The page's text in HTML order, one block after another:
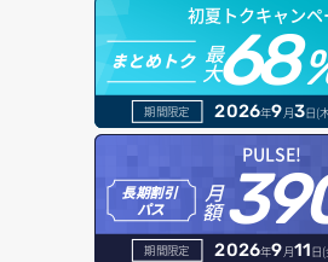
トークン発行
パーミッション一覧取得
ロールからパーミッションを紐づけ解除
ロールにパーミッションを紐づけ
ボリュームイメージ保存
ボリュームタイプ一覧取得
ボリュームタイプ詳細取得
ボリューム一覧取得
アタッチ済みボリューム一覧
アタッチ済みボリューム詳細取得
コンソールURL発行
サーバーに紐づくアドレス取得
サーバーに紐づくアドレス取得（ネットワ
セキュリティグループ ルール一覧取得
セキュリティグループ ルール作成
セキュリティグループ ルール削除
セキュリティグループ ルール詳細取得
セキュリティグループ一覧取得
ヘルスモニタ一覧取得
ヘルスモニタ作成
ヘルスモニタ削除
ヘルスモニタ更新
ヘルスモニタ詳細取得
オブジェクトダウンロード
オブジェクトバージョン管理
オブジェクト一覧取得
オブジェクト削除
オブジェクト削除予約
ドメイン情報登録
ドメイン詳細取得
レコード一覧取得
レコード作成
初夏トクキャンペ
まとめトク 最
大68
期間限定 2026年9月3日(
PULSE!
長期割引
パス
月
額
期間限定 2026年9月11日